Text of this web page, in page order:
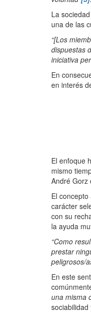
La
una de las
“[Los
dispuestas
iniciativa
En
en interés
El enfoque
mismo
André Gorz
El
carácter
con su
la ayuda
“Como
prestar
peligrosos/
En este
una misma
sociabilidad